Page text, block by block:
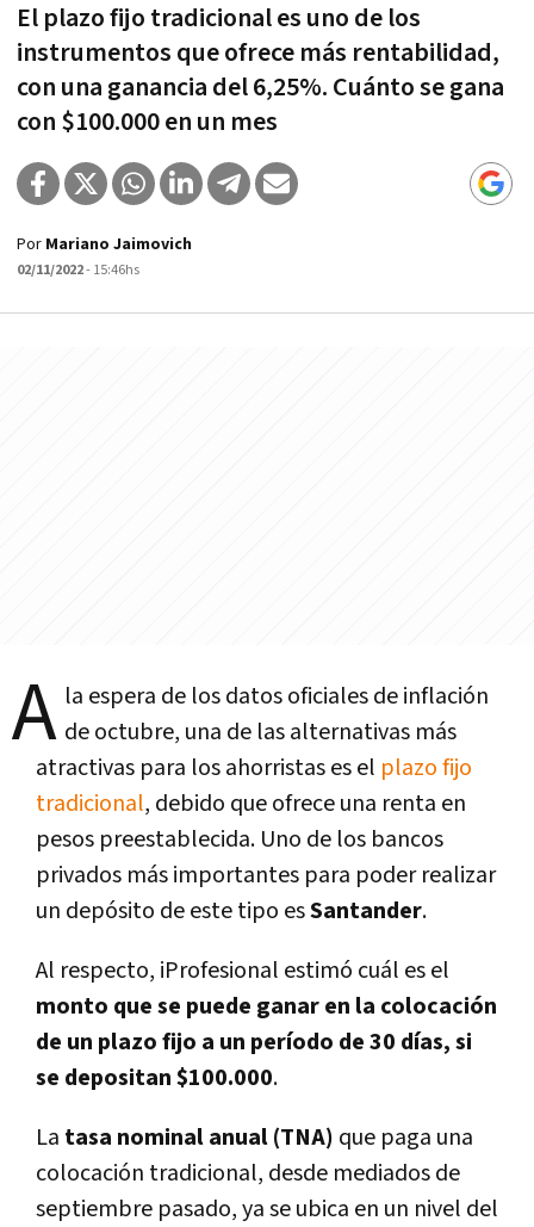
El plazo fijo tradicional es uno de los
instrumentos que ofrece más rentabilidad,
con una ganancia del 6,25%. Cuánto se gana
con $100.000 en un mes
Por Mariano Jaimovich
02/11/2022- 15:46hs
A la espera de los datos oficiales de inflación
de octubre, una de las alternativas más
atractivas para los ahorristas es el plazo fijo
tradicional, debido que ofrece una renta en
pesos preestablecida. Uno de los bancos
privados más importantes para poder realizar
un depósito de este tipo esSantander.
Al respecto, iProfesional estimó cuál es el
monto que se puede ganar en la colocación
de un plazo fijo a un período de 30 días, si
se depositan $100.000.
La tasa nominal anual (TNA) que paga una
colocación tradicional, desde mediados de
septiembre pasado, ya se ubica en un nivel del